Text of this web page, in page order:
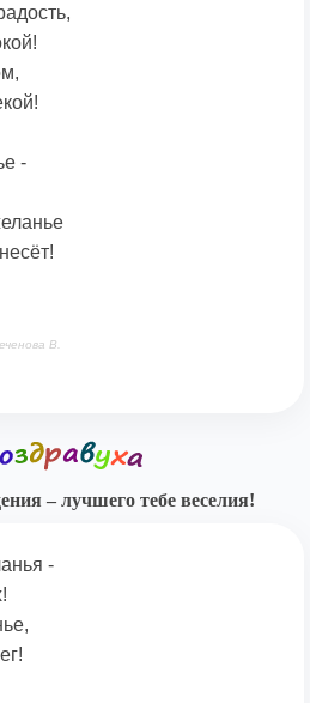
-
В.
– лучшего тебе веселия!
-